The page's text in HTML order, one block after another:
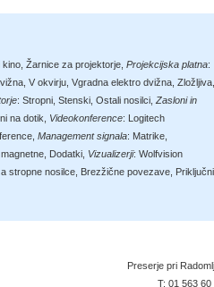
kino Žarnice za projektorje Projekcijska platna:
V okvirju Vgradna elektro dvižna Zložljiva
: Stropni Stenski Ostali nosilci Zasloni in
na dotik Videokonference: Logitech
Management signala: Matrike
magnetne Dodatki Vizualizerji: Wolfvision
stropne nosilce Brezžične povezave Priključni
Preserje pri
T: 01 563 60